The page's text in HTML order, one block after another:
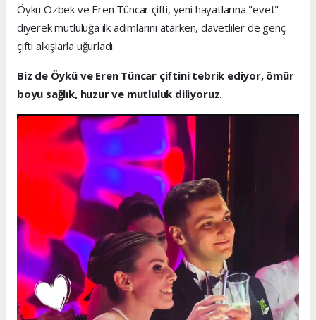
Öykü Özbek ve Eren Tüncar çifti, yeni hayatlarına "evet"
diyerek mutluluğa ilk adımlarını atarken, davetliler de genç
çifti alkışlarla uğurladı.
Biz de Öykü ve Eren Tüncar çiftini tebrik ediyor, ömür
boyu sağlık, huzur ve mutluluk diliyoruz.